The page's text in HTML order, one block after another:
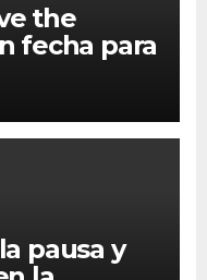
the
fecha para
de
pausa y